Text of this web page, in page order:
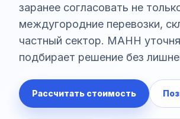
заранее согласовать не
междугородние перевозки,
частный сектор. МАНН
подбирает решение без
Рассчитать стоимость